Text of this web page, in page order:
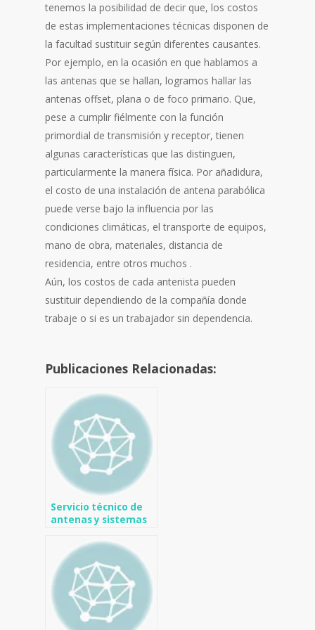
tenemos la posibilidad de decir que, los costos
de estas implementaciones técnicas disponen de
la facultad sustituir según diferentes causantes.
Por ejemplo, en la ocasión en que hablamos a
las antenas que se hallan, logramos hallar las
antenas offset, plana o de foco primario. Que,
pese a cumplir fiélmente con la función
primordial de transmisión y receptor, tienen
algunas características que las distinguen,
particularmente la manera física. Por añadidura,
el costo de una instalación de antena parabólica
puede verse bajo la influencia por las
condiciones climáticas, el transporte de equipos,
mano de obra, materiales, distancia de
residencia, entre otros muchos .
Aún, los costos de cada antenista pueden
sustituir dependiendo de la compañía donde
trabaje o si es un trabajador sin dependencia.
Publicaciones Relacionadas:
Servicio técnico de
antenas y sistemas